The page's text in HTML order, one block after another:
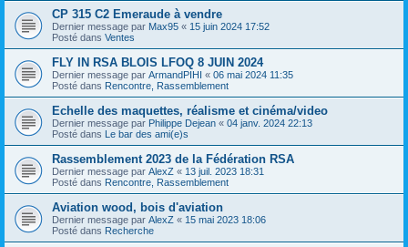
CP 315 C2 Emeraude à vendre
Dernier message par Max95 « 15 juin 2024 17:52
Posté dans Ventes
FLY IN RSA BLOIS LFOQ 8 JUIN 2024
Dernier message par ArmandPIHI « 06 mai 2024 11:35
Posté dans Rencontre, Rassemblement
Echelle des maquettes, réalisme et cinéma/video
Dernier message par Philippe Dejean « 04 janv. 2024 22:13
Posté dans Le bar des ami(e)s
Rassemblement 2023 de la Fédération RSA
Dernier message par AlexZ « 13 juil. 2023 18:31
Posté dans Rencontre, Rassemblement
Aviation wood, bois d'aviation
Dernier message par AlexZ « 15 mai 2023 18:06
Posté dans Recherche